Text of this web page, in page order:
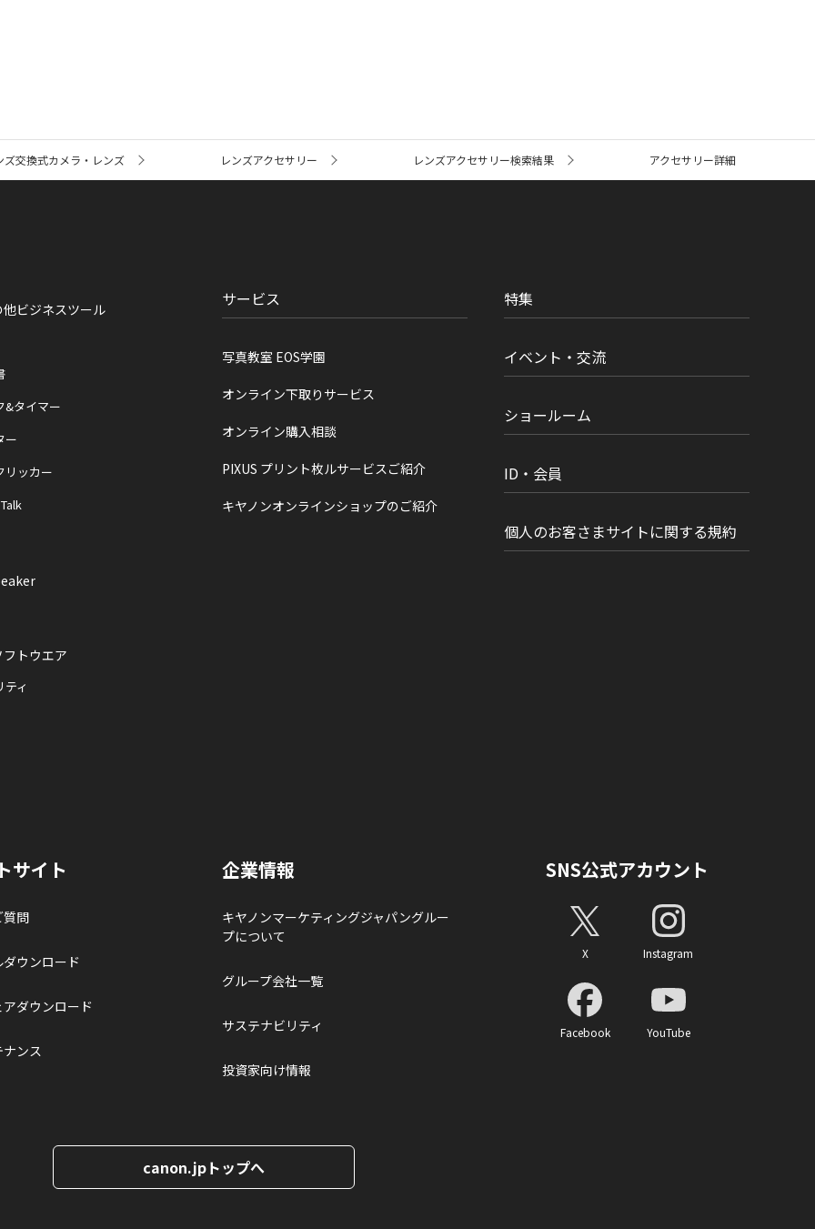
ズ交換式カメラ・レンズ レンズアクセサリー レンズアクセサリー検索結果 アクセサリー詳細
ビジネスツール
&タイマー
ー
リッカー
トウエア
ティ
サービス
写真教室 EOS学園
オンライン下取りサービス
オンライン購入相談
PIXUS プリント枚ルサービスご紹介
キヤノンオンラインショップのご紹介
特集
イベント・交流
ショールーム
ID・会員
個人のお客さまサイトに関する規約
サイト
質問
ウンロード
ダウンロード
ンス
企業情報
キヤノンマーケティングジャパングルー
プについて
グループ会社一覧
サステナビリティ
投資家向け情報
SNS公式アカウント
X Instagram
Facebook YouTube
canon.jpトップへ